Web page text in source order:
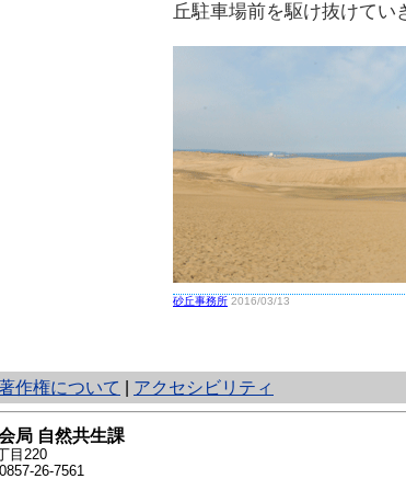
丘駐車場前を駆け抜けてい
砂丘事務所 2016/03/13
作権について アクセシビリティ
局 自然共生課
目220
26-7561